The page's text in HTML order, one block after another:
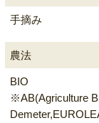
手摘み
農法
BIO
※AB(Agriculture